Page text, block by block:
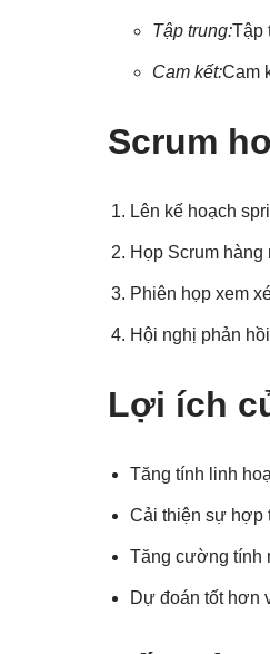
Tập trung:Tập
Cam kết:Cam
Scrum
Lên kế hoạch
Họp Scrum
Phiên họp xem
Hội nghị phản
Lợi ích
Tăng tính linh
Cải thiện sự hợp
Tăng cường tính
Dự đoán tốt hơn